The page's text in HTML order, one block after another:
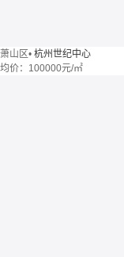
萧山区• 杭州世纪中心
均价： 100000元/㎡